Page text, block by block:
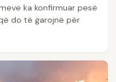
ka konfirmuar pesë
do të garojnë për